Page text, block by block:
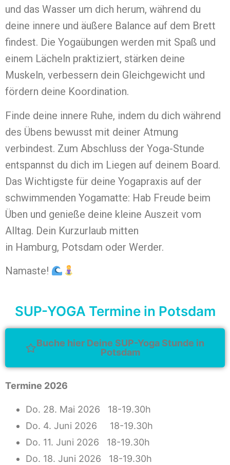
und das Wasser um dich herum, während du
deine innere und äußere Balance auf dem Brett
findest. Die Yogaübungen werden mit Spaß und
einem Lächeln praktiziert, stärken deine
Muskeln, verbessern dein Gleichgewicht und
fördern deine Koordination.
Finde deine innere Ruhe, indem du dich während
des Übens bewusst mit deiner Atmung
verbindest. Zum Abschluss der Yoga-Stunde
entspannst du dich im Liegen auf deinem Board.
Das Wichtigste für deine Yogapraxis auf der
schwimmenden Yogamatte: Hab Freude beim
Üben und genieße deine kleine Auszeit vom
Alltag. Dein Kurzurlaub mitten
in Hamburg, Potsdam oder Werder.
Namaste!
SUP-YOGA Termine in Potsdam
Buche hier Deine SUP-Yoga Stunde in
Potsdam
Termine 2026
Do. 28. Mai 2026 18-19.30h
Do. 4. Juni 2026 18-19.30h
Do. 11. Juni 2026 18-19.30h
Do. 18. Juni 2026 18-19.30h